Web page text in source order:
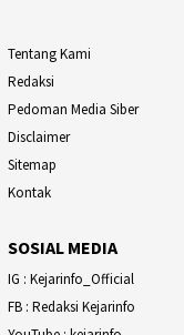
Tentang Kami
Redaksi
Pedoman Media Siber
Disclaimer
Sitemap
Kontak
SOSIAL MEDIA
IG : Kejarinfo_Official
FB : Redaksi Kejarinfo